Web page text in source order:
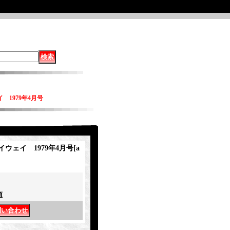
1979年4月号
ウェイ 1979年4月号[a